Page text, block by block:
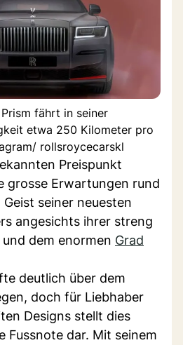
fährt in seiner
etwa 250 Kilometer pro
rollsroycecarskl
Preispunkt
grosse Erwartungen rund
seiner neuesten
angesichts ihrer streng
dem enormen Grad
deutlich über dem
doch für Liebhaber
Designs stellt dies
Fussnote dar. Mit seinem